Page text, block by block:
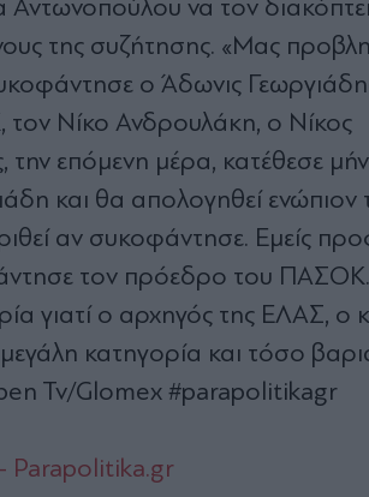
Αντωνοπούλου να τον
της συζήτησης. «Μας
ο Άδωνις
Νίκο Ανδρουλάκη, ο Νίκος
επόμενη μέρα, κατέθεσε
και θα απολογηθεί ενώπιον
αν συκοφάντησε. Εμείς
τον πρόεδρο του
γιατί ο αρχηγός της ΕΛΑΣ, ο
κατηγορία και τόσο
Tv/Glomex #parapolitikagr
Parapolitika.gr